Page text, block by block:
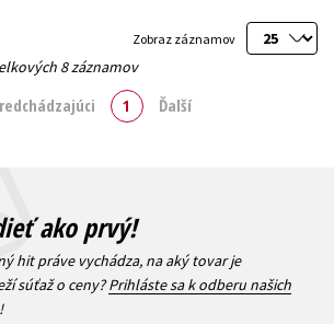
Zobraz záznamov
8 záznamov
1 Ďalší
ako prvý!
hit práve vychádza, na aký tovar je
súťaž o ceny?Prihláste sa k odberu našich
!